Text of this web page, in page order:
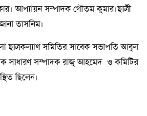
আপ্যায়ন সম্পাদক গৌতম কুমার।ছাত্রী
তাসনিম।
ছাত্রকল্যাণ সমিতির সাবেক সভাপতি আবুল
সাধারণ সম্পাদক রাজু আহমেদ ও কমিটির
ছিলেন।